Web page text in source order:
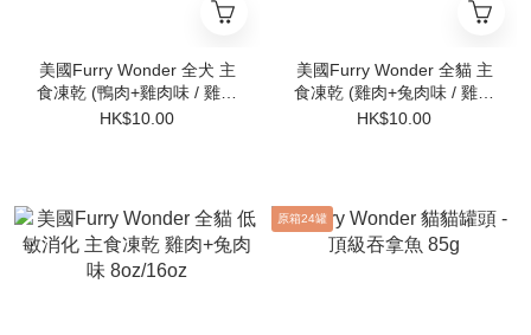
美國Furry Wonder 全犬 主
食凍乾 (鴨肉+雞肉味 / 雞肉
+兔肉味) 7G(0.25OZ)
HK$10.00
美國Furry Wonder 全貓 主
食凍乾 (雞肉+兔肉味 / 雞肉
+鯖魚味/ 鴿肉+雞肉味)
HK$10.00
原箱24罐